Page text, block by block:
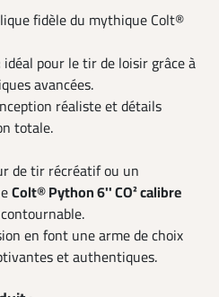
fidèle du mythique Colt®
idéal pour le tir de loisir grâce à
avancées.
réaliste et détails
totale.
de tir récréatif ou un
Colt® Python 6'' CO² calibre
en font une arme de choix
et authentiques.